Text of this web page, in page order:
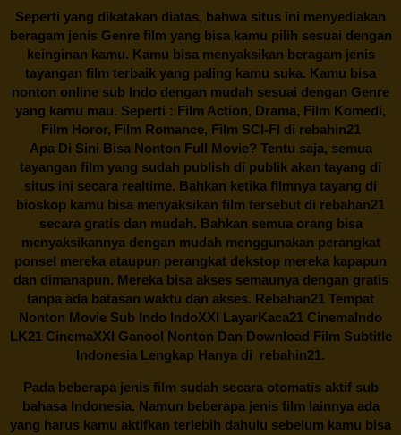
Seperti yang dikatakan diatas, bahwa situs ini menyediakan
beragam jenis Genre film yang bisa kamu pilih sesuai dengan
keinginan kamu. Kamu bisa menyaksikan beragam jenis
tayangan film terbaik yang paling kamu suka. Kamu bisa
nonton online sub Indo dengan mudah sesuai dengan Genre
yang kamu mau. Seperti : Film Action, Drama, Film Komedi,
Film Horor, Film Romance, Film SCI-FI di rebahin21
Apa Di Sini Bisa Nonton Full Movie? Tentu saja, semua
tayangan film yang sudah publish di publik akan tayang di
situs ini secara realtime. Bahkan ketika filmnya tayang di
bioskop kamu bisa menyaksikan film tersebut di rebahan21
secara gratis dan mudah. Bahkan semua orang bisa
menyaksikannya dengan mudah menggunakan perangkat
ponsel mereka ataupun perangkat dekstop mereka kapapun
dan dimanapun. Mereka bisa akses semaunya dengan gratis
tanpa ada batasan waktu dan akses. Rebahan21 Tempat
Nonton Movie Sub Indo IndoXXI LayarKaca21 CinemaIndo
LK21 CinemaXXI Ganool Nonton Dan Download Film Subtitle
Indonesia Lengkap Hanya di rebahin21.
Pada beberapa jenis film sudah secara otomatis aktif sub
bahasa Indonesia. Namun beberapa jenis film lainnya ada
yang harus kamu aktifkan terlebih dahulu sebelum kamu bisa